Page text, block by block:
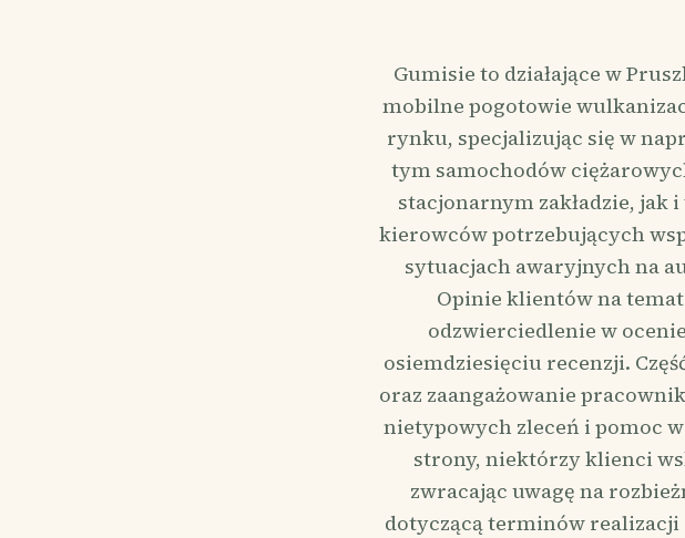
Gumisie to działające w
mobilne pogotowie
rynku, specjalizując się w
tym samochodów
stacjonarnym zakładzie, jak
kierowców potrzebujących
sytuacjach awaryjnych na
Opinie klientów na
odzwierciedlenie w
osiemdziesięciu recenzji.
oraz zaangażowanie
nietypowych zleceń i pomoc
strony, niektórzy klienci
zwracając uwagę na
dotyczącą terminów realizacji